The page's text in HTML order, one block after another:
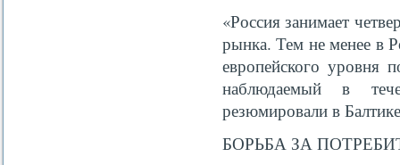
«Россия занимает
рынка. Тем не менее в
европейского уровня
наблюдаемый в
резюмировали в
БОРЬБА ЗА